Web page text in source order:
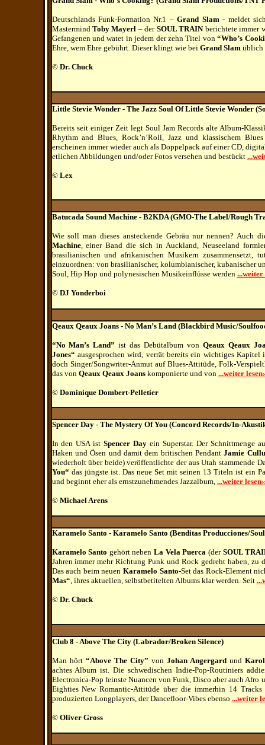
Deutschlands Funk-Formation Nr.1 –Grand Slam- meldet
Mastermind Toby Mayerl – der SOUL TRAINberichtete immer
Gefangenen und watet in jedem der zehn Titel von“Who’s
Ehre, wem Ehre gebührt. Dieser klingt wie bei Grand Slamüblich
© Dr. Chuck
Little Stevie Wonder - The Jazz Soul Of Little Stevie Wonder
Bereits seit einiger Zeit legt Soul Jam Records alte Album-
Rhythm and Blues, Rock’n’Roll, Jazz und klassischem
erscheinen immer wieder auch als Doppelpack auf einer CD,
etlichen Abbildungen und/oder Fotos versehen und bestückt
© Lex
Batucada Sound Machine - B2KDA (GMO-The Label/Rough
Wie soll man dieses ansteckende Gebräu nur nennen? Auch
Machine, einer Band die sich in Auckland, Neuseeland
brasilianischen und afrikanischen Musikern zusammensetzt,
einzuordnen: von brasilianischer, kolumbianischer, kubanischer
Soul, Hip Hop und polynesischen Musikeinflüsse werden ...weiter
© DJ Yonderboi
Qeaux Qeaux Joans - No Man’s Land (Blackbird Music/
“No Man’s Land” ist das Debütalbum vonQeaux Qeaux
Jones“ ausgesprochen wird, verrät bereits ein wichtiges
doch Singer/Songwriter-Anmut auf Blues-Attitüde, Folk-
das von Qeaux Qeaux Joanskomponierte und von ...weiter
© Dominique Dombert-Pelletier
Spencer Day - The Mystery Of You (Concord Records/In-
In den USA istSpencer Day ein Superstar. Der Schnittmenge
Haken und Ösen und damit dem britischen PendantJamie
wiederholt über beide) veröffentlichte der aus Utah stammende
You“ das jüngste ist. Das neue Set mit seinen 13 Titeln ist ein
und beginnt eher als ernstzunehmendes Jazzalbum, ...weiter
© Michael Arens
Karamelo Santo - Karamelo Santo (Benditas Producciones/
Karamelo Santo gehört nebenLa Vela Puerca (der SOUL
Jahren immer mehr Richtung Punk und Rock gedreht haben, zu
Das auch beim neuen Karamelo Santo-Set das Rock-Element
Mas“, ihres aktuellen, selbstbetitelten Albums klar werden. Seit
© Dr. Chuck
Club 8 - Above The City (Labrador/Broken Silence)
Man hört “Above The City” von Johan Angergardund
achtes Album ist. Die schwedischen Indie-Pop-Routiniers
Electronica-Pop feinste Nuancen von Funk, Disco aber auch Afro
Eighties New Romantic-Attitüde über die immerhin 14
produzierten Longplayers, der Dancefloor-Vibes ebenso ...weiter
© Oliver Gross